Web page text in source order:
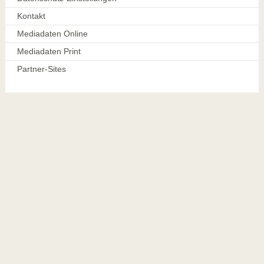
Kontakt
Mediadaten Online
Mediadaten Print
Partner-Sites